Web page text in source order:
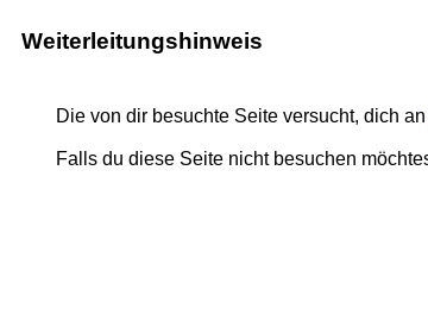
Weiterleitungshinweis
Die von dir besuchte Seite versucht, dich an
Falls du diese Seite nicht besuchen